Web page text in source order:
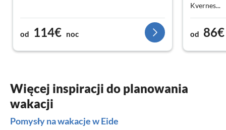
od 114€ noc
Kvernes...
od 86€
Więcej inspiracji do planowania
wakacji
Pomysły na wakacje w Eide